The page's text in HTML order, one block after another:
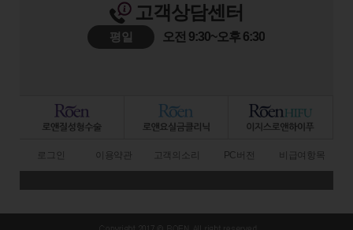
고객상담센터
평일 오전 9:30~오후 6:30
로그인 이용약관 고객의소리 PC버전 비급여항목